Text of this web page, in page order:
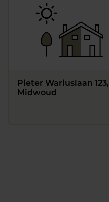
Pieter Wariuslaan 123,
Midwoud